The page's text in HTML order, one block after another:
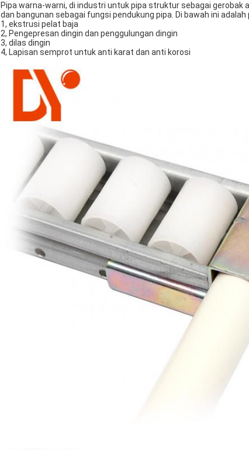
Pipa warna-warni, di industri untuk pipa struktur sebagai gerobak
dan bangunan sebagai fungsi pendukung pipa. Di bawah ini
1, ekstrusi pelat baja
2, Pengepresan dingin dan penggulungan dingin
3, dilas dingin
4, Lapisan semprot untuk anti karat dan anti korosi